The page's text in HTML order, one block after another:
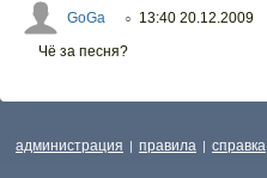
GoGa ○ 13:40 20.12.2009
Чё за песня?
администрация | правила | справка